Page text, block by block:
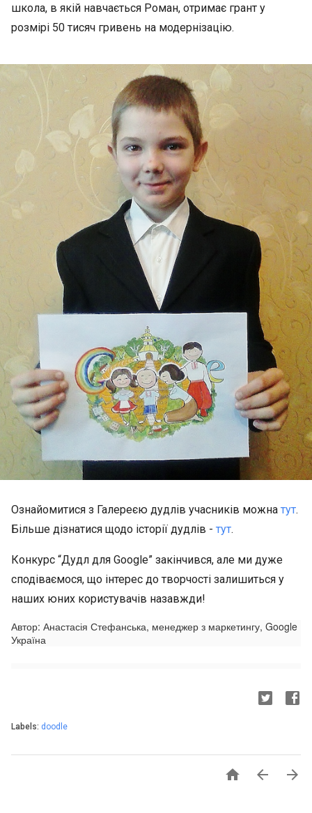
школа, в якій навчається Роман, отримає грант у
розмірі 50 тисяч гривень на модернізацію.
Ознайомитися з Галереєю дудлів учасників можна тут.
Більше дізнатися щодо історії дудлів - тут.
Конкурс “Дудл для Google” закінчився, але ми дуже
сподіваємося, що інтерес до творчості залишиться у
наших юних користувачів назавжди!
Автор: Анастасія Стефанська, менеджер з маркетингу, Google
Україна
Labels: doodle
  